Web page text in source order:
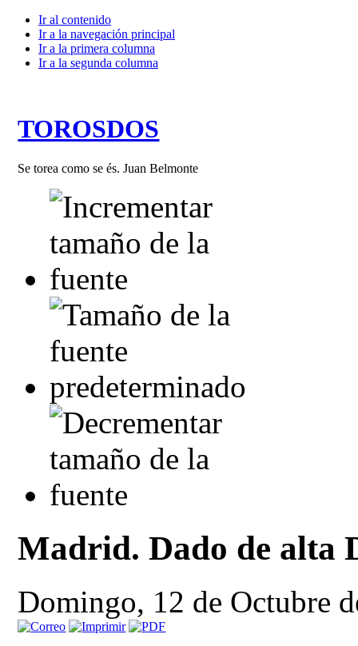
Ir al contenido
Ir a la navegación principal
Ir a la primera columna
Ir a la segunda columna
TOROSDOS
Se torea como se és. Juan Belmonte
Madrid. Dado de alta
Domingo, 12 de Octubre